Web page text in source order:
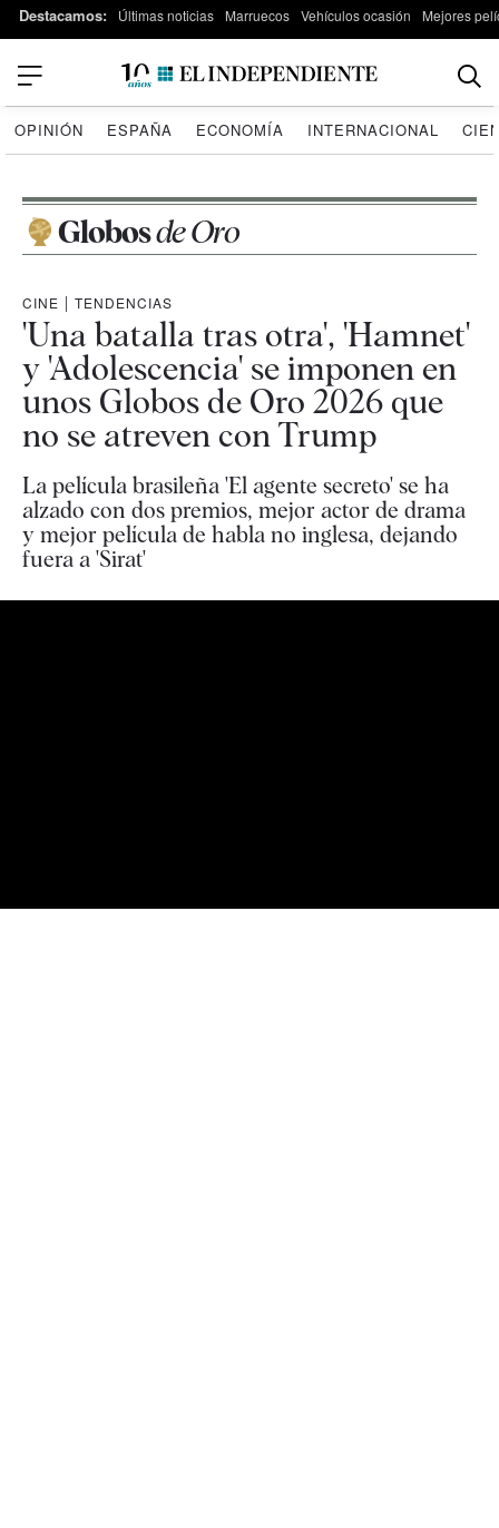
Destacamos: Últimas noticias Marruecos Vehículos ocasión Mejores
OPINIÓN ESPAÑA ECONOMÍA INTERNACIONAL
Globosde Oro
CINE | TENDENCIAS
'Una batalla tras otra', 'Hamnet'
y 'Adolescencia' se imponen en
unos Globos de Oro 2026 que
no se atreven con Trump
La película brasileña 'El agente secreto' se ha
alzado con dos premios, mejor actor de drama
y mejor película de habla no inglesa, dejando
fuera a 'Sirat'